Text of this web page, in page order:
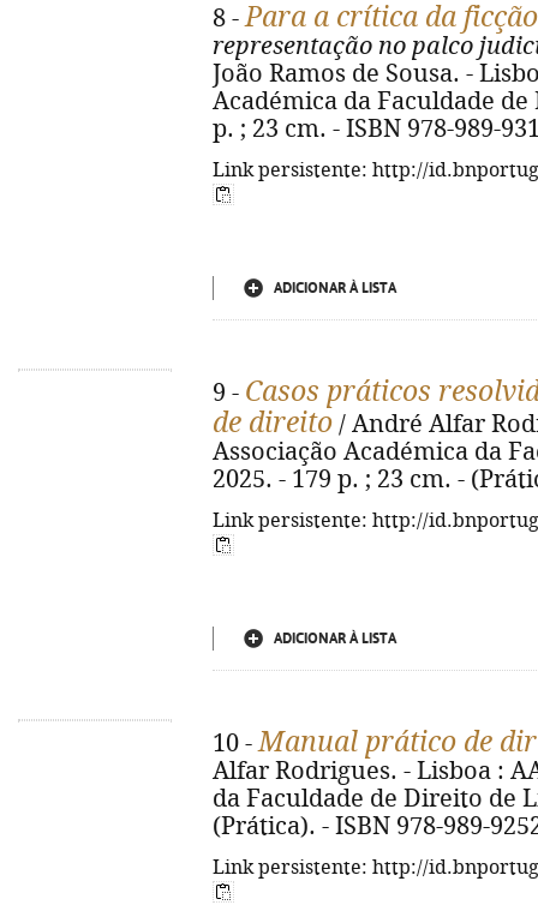
8 -Para a crítica da
representação no palco
João Ramos de Sousa. -
Académica da Faculdade
p. ; 23 cm. - ISBN 978-989-
Link persistente: http://
ADICIONAR À LISTA
9 - Casos práticos
de direito / André Alfar
Associação Académica da
2025. - 179 p. ; 23 cm. -
Link persistente: http://
ADICIONAR À LISTA
10 -Manual prático de
Alfar Rodrigues. - Lisboa :
da Faculdade de Direito de
(Prática). - ISBN 978-989-
Link persistente: http://